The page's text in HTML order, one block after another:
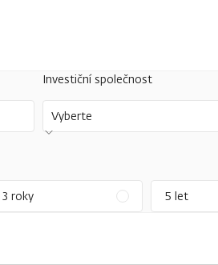
Investiční společnost
Vyberte
3 roky 5 let